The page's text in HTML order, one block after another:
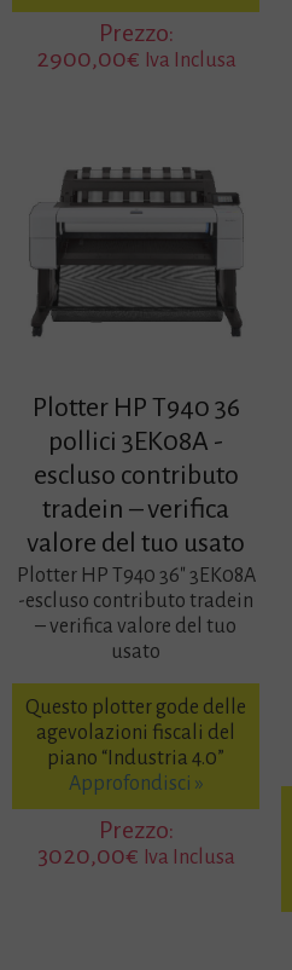
Prezzo:
2900,00€ Iva Inclusa
Plotter HP T940 36
pollici 3EK08A -
escluso contributo
tradein – verifica
valore del tuo usato
Plotter HP T940 36″ 3EK08A
-escluso contributo tradein
– verifica valore del tuo
usato
Questo plotter gode delle
agevolazioni fiscali del
piano “Industria 4.0”
Approfondisci »
Prezzo:
3020,00€ Iva Inclusa